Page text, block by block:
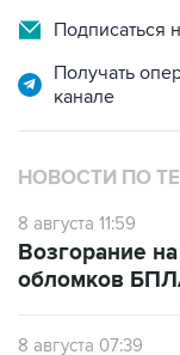
Подписаться
Получать
канале
НОВОСТИ ПО
8 августа 11:59
Возгорание
обломков
8 августа 07:39